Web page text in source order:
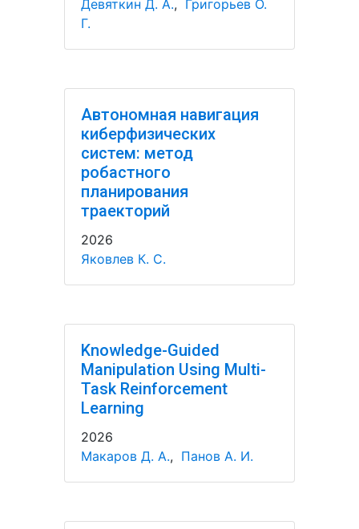
Девяткин Д. А., Григорьев О.
Г.
Автономная навигация
киберфизических
систем: метод
робастного
планирования
траекторий
2026
Яковлев К. С.
Knowledge-Guided
Manipulation Using Multi-
Task Reinforcement
Learning
2026
Макаров Д. А., Панов А. И.